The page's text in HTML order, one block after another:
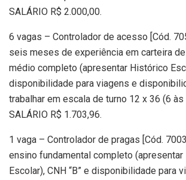
SALÁRIO R$ 2.000,00.
6 vagas – Controlador de acesso [Cód.
seis meses de experiência em carteira
médio completo (apresentar Histórico
disponibilidade para viagens e
trabalhar em escala de turno 12 x 36 (6
SALÁRIO R$ 1.703,96.
1 vaga – Controlador de pragas [Cód.
ensino fundamental completo
Escolar), CNH “B” e disponibilidade para